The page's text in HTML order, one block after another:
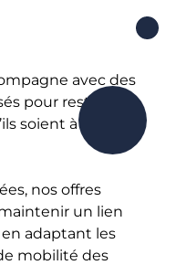
avec des
pour rester au
soient à la mer,
nos offres
un lien
adaptant les
mobilité des